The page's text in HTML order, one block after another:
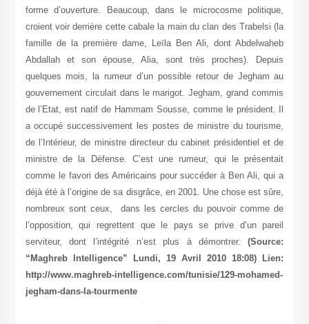
forme d’ouverture. Beaucoup, dans le microcosme politique,
croient voir derrière cette cabale la main du clan des Trabelsi (la
famille de la première dame, Leïla Ben Ali, dont Abdelwaheb
Abdallah et son épouse, Alia, sont très proches). Depuis
quelques mois, la rumeur d’un possible retour de Jegham au
gouvernement circulait dans le marigot. Jegham, grand commis
de l’Etat, est natif de Hammam Sousse, comme le président. Il
a occupé successivement les postes de ministre du tourisme,
de l’Intérieur, de ministre directeur du cabinet présidentiel et de
ministre de la Défense. C’est une rumeur, qui le présentait
comme le favori des Américains pour succéder à Ben Ali, qui a
déjà été à l’origine de sa disgrâce, en 2001. Une chose est sûre,
nombreux sont ceux, dans les cercles du pouvoir comme de
l’opposition, qui regrettent que le pays se prive d’un pareil
serviteur, dont l’intégrité n’est plus à démontrer.(Source:
“Maghreb Intelligence” Lundi, 19 Avril 2010 18:08) Lien:
http://www.maghreb-intelligence.com/tunisie/129-mohamed-
jegham-dans-la-tourmente